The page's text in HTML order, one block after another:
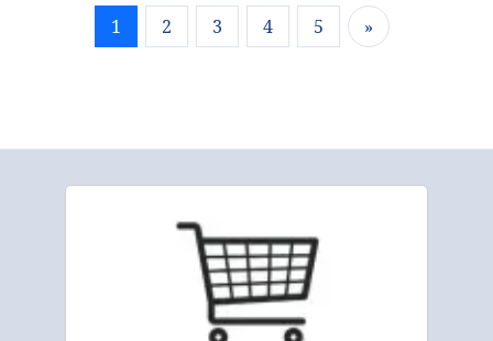
1 2 3 4 5 »